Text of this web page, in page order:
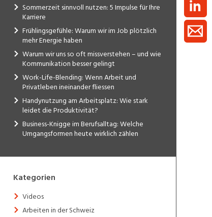
Sommerzeit sinnvoll nutzen: 5 Impulse für Ihre
Karriere
Frühlingsgefühle: Warum wir im Job plötzlich
mehr Energie haben
Warum wir uns so oft missverstehen – und wie
Kommunikation besser gelingt
Work-Life-Blending: Wenn Arbeit und
Privatleben ineinander fliessen
Handynutzung am Arbeitsplatz: Wie stark
leidet die Produktivität?
Business-Knigge im Berufsalltag: Welche
Umgangsformen heute wirklich zählen
Kategorien
Videos
Arbeiten in der Schweiz